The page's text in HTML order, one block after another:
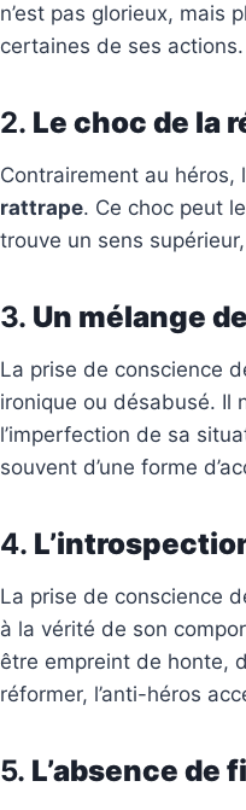
n’est pas glorieux, mais
certaines de ses actions.
​2. Le choc de la
Contrairement au
rattrape. Ce choc peut
trouve un sens
​3. Un mélange
La prise de conscience
ironique ou désabusé. Il
l’imperfection de sa
souvent d’une forme
​4.
La prise de conscience
à la vérité de son
être empreint de honte,
réformer, l’anti-héros
​5. L’absence de